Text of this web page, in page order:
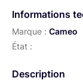
Informations
Marque : Cameo
État :
Description